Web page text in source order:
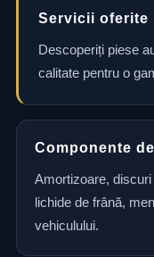
Servicii oferite
Descoperiți piese
calitate pentru o
Componente
Amortizoare,
lichide de frână,
vehiculului.